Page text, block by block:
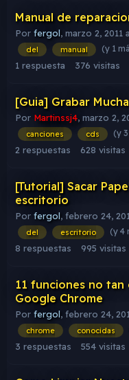
Manual de
Por fergol, marzo 2, 2011
del manual (y 1
1 respuesta 376 visitas
[Guia] Grabar
Por Martinssj4, marzo 2,
canciones cds (y
2 respuestas 628 visitas
[Tutorial] Sacar
escritorio
Por fergol, febrero 24,
del escritorio (y 4
8 respuestas 995 visitas
11 funciones no tan
Google Chrome
Por fergol, febrero 24,
chrome conocidas
3 respuestas 554 visitas